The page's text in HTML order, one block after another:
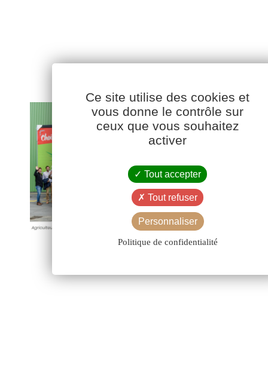
Ce site utilise des cookies et
vous donne le contrôle sur
ceux que vous souhaitez
activer
Tout accepter
Tout refuser
Personnaliser
Politique de confidentialité